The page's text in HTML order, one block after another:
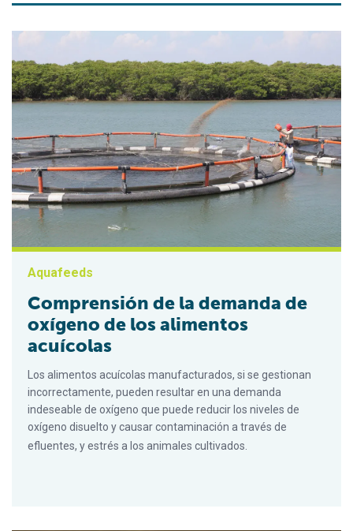
Aquafeeds
Comprensión de la demanda de
oxígeno de los alimentos
acuícolas
Los alimentos acuícolas manufacturados, si se gestionan
incorrectamente, pueden resultar en una demanda
indeseable de oxígeno que puede reducir los niveles de
oxígeno disuelto y causar contaminación a través de
efluentes, y estrés a los animales cultivados.